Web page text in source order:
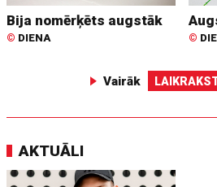
Bija nomērķēts augstāk
© DIENA ©
Vairāk
AKTUĀLI